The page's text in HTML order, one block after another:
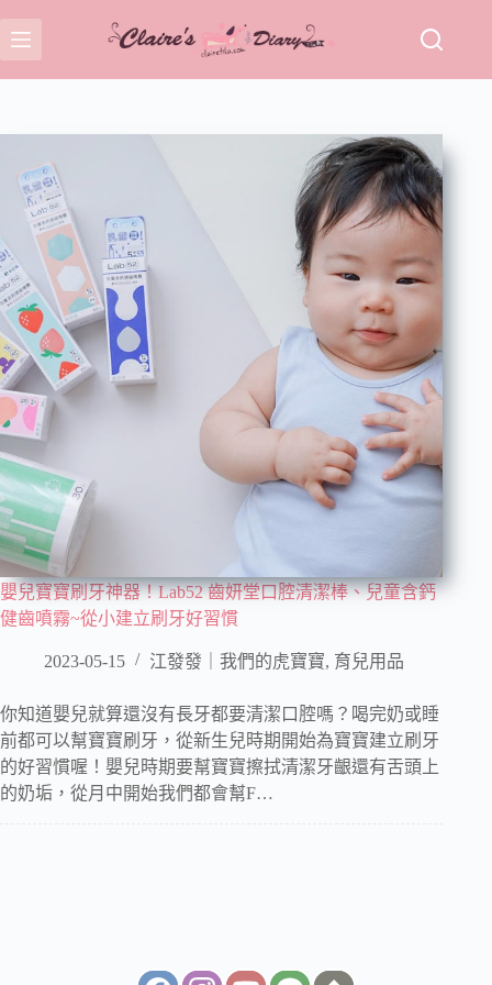
至
主
嬰兒寶寶刷牙神器！Lab52 齒妍堂口腔清潔棒、兒童含鈣
健齒噴霧~從小建立刷牙好習慣
2023-05-15 江發發｜我們的虎寶寶, 育兒用品
你知道嬰兒就算還沒有長牙都要清潔口腔嗎？喝完奶或睡
前都可以幫寶寶刷牙，從新生兒時期開始為寶寶建立刷牙
的好習慣喔！嬰兒時期要幫寶寶擦拭清潔牙齦還有舌頭上
的奶垢，從月中開始我們都會幫F…